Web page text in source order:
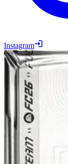
Instagram